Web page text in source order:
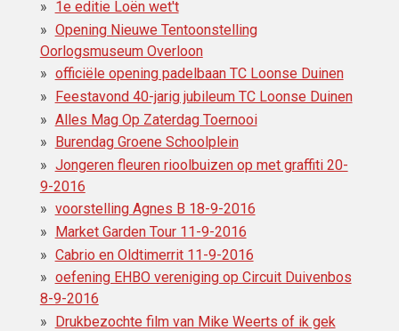
1e editie Loën wet't
Opening Nieuwe Tentoonstelling
Oorlogsmuseum Overloon
officiële opening padelbaan TC Loonse Duinen
Feestavond 40-jarig jubileum TC Loonse Duinen
Alles Mag Op Zaterdag Toernooi
Burendag Groene Schoolplein
Jongeren fleuren rioolbuizen op met graffiti 20-
9-2016
voorstelling Agnes B 18-9-2016
Market Garden Tour 11-9-2016
Cabrio en Oldtimerrit 11-9-2016
oefening EHBO vereniging op Circuit Duivenbos
8-9-2016
Drukbezochte film van Mike Weerts of ik gek